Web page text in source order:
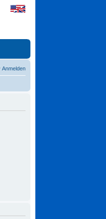
Anmelden